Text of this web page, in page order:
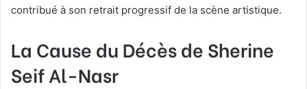
contribué à son retrait progressif de la scène artistique.
La Cause du Décès de Sherine
Seif Al-Nasr